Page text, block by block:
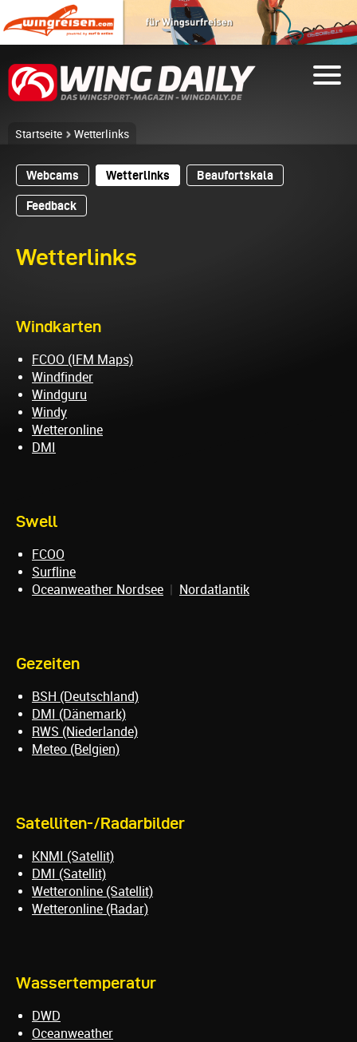
Startseite Wetterlinks
Webcams Wetterlinks Beaufortskala
Feedback
Wetterlinks
Windkarten
FCOO (IFM Maps)
Windfinder
Windguru
Windy
Wetteronline
DMI
Swell
FCOO
Surfline
Oceanweather Nordsee | Nordatlantik
Gezeiten
BSH (Deutschland)
DMI (Dänemark)
RWS (Niederlande)
Meteo (Belgien)
Satelliten-/Radarbilder
KNMI (Satellit)
DMI (Satellit)
Wetteronline (Satellit)
Wetteronline (Radar)
Wassertemperatur
DWD
Oceanweather